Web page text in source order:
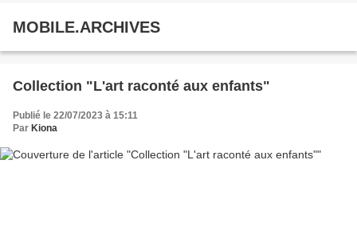
MOBILE.ARCHIVES
Collection "L'art raconté aux enfants"
Publié le 22/07/2023 à 15:11
Par Kiona